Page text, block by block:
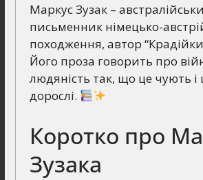
Маркус Зузак –
письменник німецько-
походження, автор
Його проза говорить про
людяність так, що це чують і
дорослі.
Коротко про
Зузака